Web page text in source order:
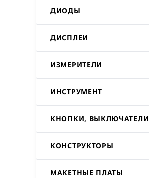
ДИОДЫ
ДИСПЛЕИ
ИЗМЕРИТЕЛИ
ИНСТРУМЕНТ
КНОПКИ, ВЫКЛЮЧАТЕЛИ
КОНСТРУКТОРЫ
МАКЕТНЫЕ ПЛАТЫ